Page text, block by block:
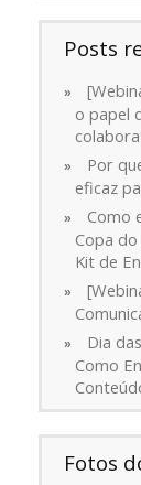
Posts
o papel
Por
eficaz
Como
Copa
Kit de
Dia
Como
Fotos